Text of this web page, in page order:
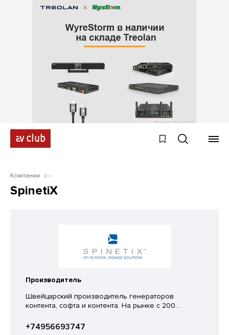
Компании
SpinetiX
Производитель
Швейцарский производитель генераторов
контента, софта и контента. На рынке с 200...
+74956693747